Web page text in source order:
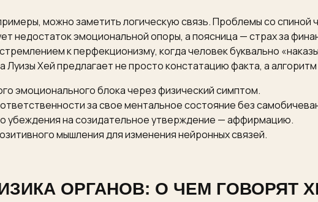
можно заметить логическую связь. Проблемы со спиной
недостаток эмоциональной опоры, а поясница — страх за
к перфекционизму, когда человек буквально
Луизы Хей предлагает не просто констатацию факта, а
эмоционального блока через физический симптом.
за свое ментальное состояние без
убеждения на созидательное утверждение — аффирмацию.
мышления для изменения нейронных связей.
ОРГАНОВ: О ЧЕМ ГОВОРЯТ